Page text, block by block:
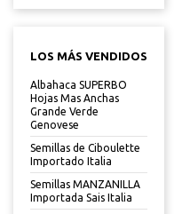
LOS MÁS VENDIDOS
Albahaca SUPERBO
Hojas Mas Anchas
Grande Verde
Genovese
Semillas de Ciboulette
Importado Italia
Semillas MANZANILLA
Importada Sais Italia